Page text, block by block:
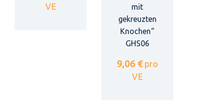
VE
mit
gekreuzten
Knochen“
GHS06
9,06 € pro
VE